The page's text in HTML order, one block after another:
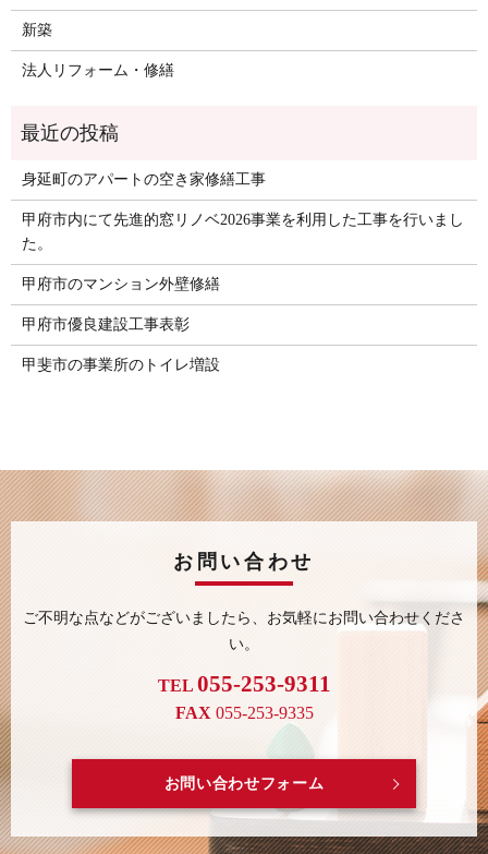
新築
法人リフォーム・修繕
身延町のアパートの空き家修繕工事
甲府市内にて先進的窓リノベ2026事業を利用した工事を行いまし
た。
甲府市のマンション外壁修繕
甲府市優良建設工事表彰
甲斐市の事業所のトイレ増設
お問い合わせ
ご不明な点などがございましたら、 お気軽にお問い合わせくださ
い。
TEL 055-253-9311
FAX 055-253-9335
お問い合わせフォーム